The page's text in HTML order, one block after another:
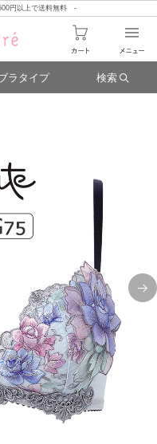
円以上で送料無料 -
ラタイプ 検索